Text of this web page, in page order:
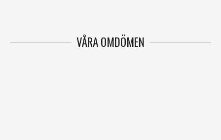
VÅRA OMDÖMEN